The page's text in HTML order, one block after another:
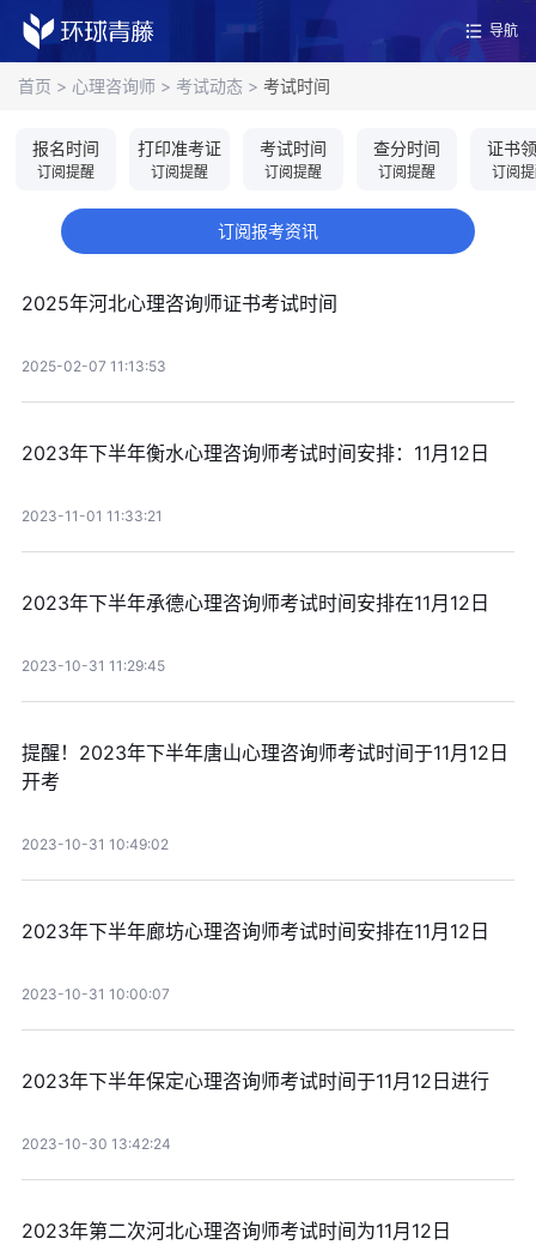
导航
首页 > 心理咨询师 > 考试动态 > 考试时间
报名时间
订阅提醒
打印准考证
订阅提醒
考试时间
订阅提醒
查分时间
订阅提醒
证书
订阅
订阅报考资讯
2025年河北心理咨询师证书考试时间
2025-02-07 11:13:53
2023年下半年衡水心理咨询师考试时间安排：11月12日
2023-11-01 11:33:21
2023年下半年承德心理咨询师考试时间安排在11月12日
2023-10-31 11:29:45
提醒！2023年下半年唐山心理咨询师考试时间于11月12日
开考
2023-10-31 10:49:02
2023年下半年廊坊心理咨询师考试时间安排在11月12日
2023-10-31 10:00:07
2023年下半年保定心理咨询师考试时间于11月12日进行
2023-10-30 13:42:24
2023年第二次河北心理咨询师考试时间为11月12日